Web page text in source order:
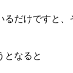
るだけですと、
となると